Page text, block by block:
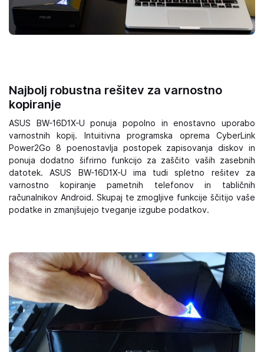
Najbolj robustna rešitev za varnostno
kopiranje
ASUS BW-16D1X-U ponuja popolno in enostavno uporabo
varnostnih kopij. Intuitivna programska oprema CyberLink
Power2Go 8 poenostavlja postopek zapisovanja diskov in
ponuja dodatno šifrirno funkcijo za zaščito vaših zasebnih
datotek. ASUS BW-16D1X-U ima tudi spletno rešitev za
varnostno kopiranje pametnih telefonov in tabličnih
računalnikov Android. Skupaj te zmogljive funkcije ščitijo vaše
podatke in zmanjšujejo tveganje izgube podatkov.